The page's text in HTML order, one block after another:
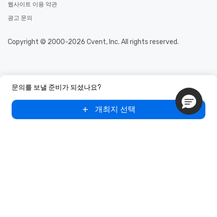
문의를 보낼 준비가 되셨나요?
개최지 선택
웹사이트 이용 약관
광고 문의
Copyright © 2000-2026 Cvent, Inc. All rights reserved.